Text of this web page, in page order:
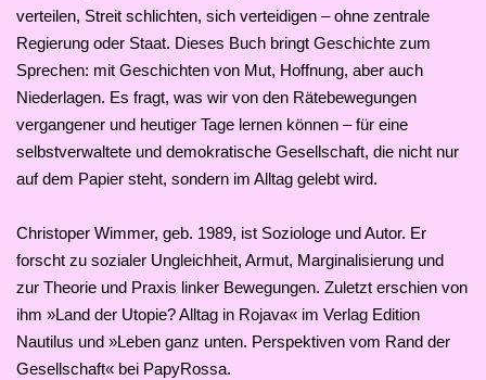
verteilen, Streit schlichten, sich verteidigen – ohne zentrale
Regierung oder Staat. Dieses Buch bringt Geschichte zum
Sprechen: mit Geschichten von Mut, Hoffnung, aber auch
Niederlagen. Es fragt, was wir von den Rätebewegungen
vergangener und heutiger Tage lernen können – für eine
selbstverwaltete und demokratische Gesellschaft, die nicht nur
auf dem Papier steht, sondern im Alltag gelebt wird.
Christoper Wimmer, geb. 1989, ist Soziologe und Autor. Er
forscht zu sozialer Ungleichheit, Armut, Marginalisierung und
zur Theorie und Praxis linker Bewegungen. Zuletzt erschien von
ihm »Land der Utopie? Alltag in Rojava« im Verlag Edition
Nautilus und »Leben ganz unten. Perspektiven vom Rand der
Gesellschaft« bei PapyRossa.